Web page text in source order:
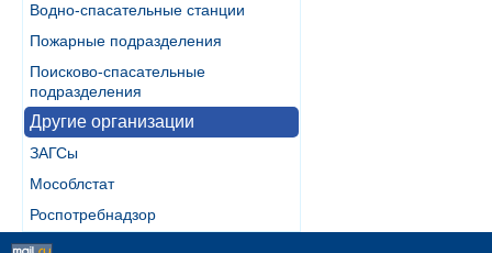
Водно-спасательные станции
Пожарные подразделения
Поисково-спасательные
подразделения
Другие организации
ЗАГСы
Мособлстат
Роспотребнадзор